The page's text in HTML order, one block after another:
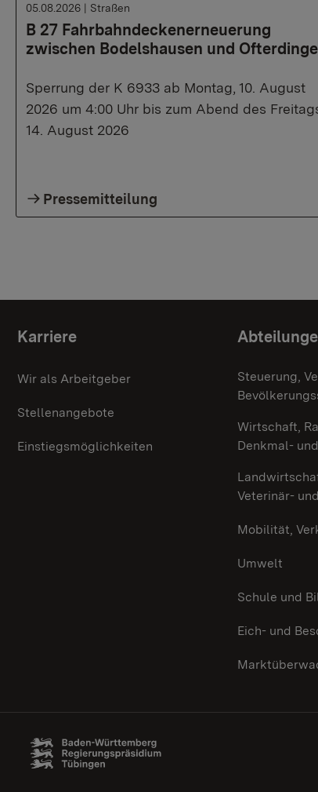
B 27 Fahrbahndeckenerneuerung
zwischen Bodelshausen und
05.08.2026 | Straßen
Sperrung der K 6933 ab Montag, 10. August
2026 um 4:00 Uhr bis zum Abend des
14. August 2026
Pressemitteilung
Karriere
Wir als Arbeitgeber
Stellenangebote
Einstiegsmöglichkeiten
Steuerung,
Wirtschaft,
Denkmal-
Veterinär-
Mobilität,
Umwelt
Schule und
Eich- und